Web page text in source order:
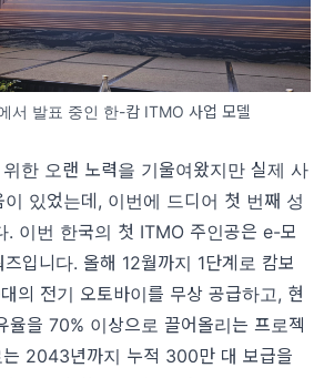
서 발표 중인 한-캄 ITMO 사업 모델
한 오랜 노력을 기울여왔지만 실제 사
있었는데, 이번에 드디어 첫 번째 성
. 이번 한국의 첫 ITMO 주인공은 e-모
입니다. 올해 12월까지 1단계로 캄보
의 전기 오토바이를 무상 공급하고, 현
율을 70% 이상으로 끌어올리는 프로젝
2043년까지 누적 300만 대 보급을